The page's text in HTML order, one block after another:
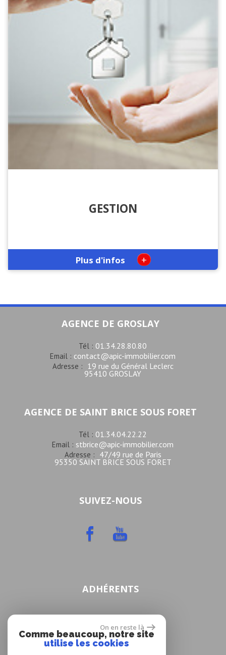
GESTION
Plus d'infos +
AGENCE DE GROSLAY
Tél : 01.34.28.80.80
Email : contact@apic-immobilier.com
Adresse : 19 rue du Général Leclerc
95410 GROSLAY
AGENCE DE SAINT BRICE SOUS FORET
Tél : 01.34.04.22.22
Email : stbrice@apic-immobilier.com
Adresse : 47/49 rue de Paris
95350 SAINT BRICE SOUS FORET
SUIVEZ-NOUS
ADHÉRENTS
On en reste là
Comme beaucoup, notre site
utilise les cookies